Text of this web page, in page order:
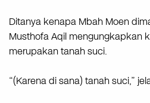
Ditanya kenapa Mbah Moen
Musthofa Aqil mengungkapkan
merupakan tanah suci.
“(Karena di sana) tanah suci,”